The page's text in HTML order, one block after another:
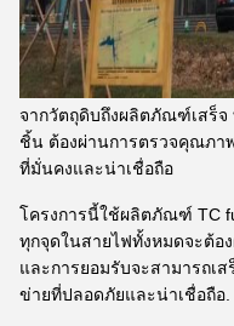
จากวัตถุดิบถึงผลิตภัณฑ์เสร็
ชิ้น ต้องผ่านการตรวจคุณภา
ที่มั่นคงและน่าเชื่อถือ
โครงการนี้ใช้ผลิตภัณฑ์ TC
ทุกจุดในสายไฟทั้งหมดจะต้อ
และการยอมรับจะสามารถเ
ข่ายที่ปลอดภัยและน่าเชื่อถือ.